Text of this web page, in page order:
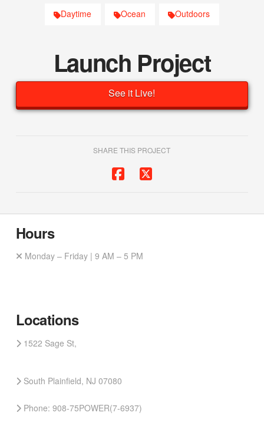
Daytime Ocean Outdoors
Launch Project
See it Live!
SHARE THIS PROJECT
Hours
Monday – Friday | 9 AM – 5 PM
Locations
1522 Sage St,
South Plainfield, NJ 07080
Phone: 908-75POWER(7-6937)